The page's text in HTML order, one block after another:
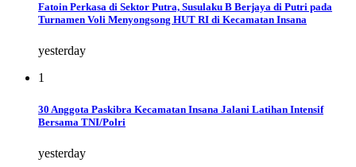
Fatoin Perkasa di Sektor Putra, Susulaku B Berjaya di Putri pada
Turnamen Voli Menyongsong HUT RI di Kecamatan Insana
yesterday
1
30 Anggota Paskibra Kecamatan Insana Jalani Latihan Intensif
Bersama TNI/Polri
yesterday